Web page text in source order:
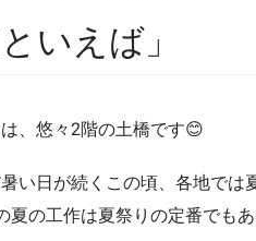
といえば」
、悠々2階の土橋です😊
い日が続くこの頃、各地で
夏の工作は夏祭りの定番でも